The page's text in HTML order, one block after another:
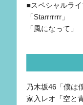
■スペシャルラ
「Starrrrrrr」
「風になって」
乃木坂46「僕は
家入レオ「空と青